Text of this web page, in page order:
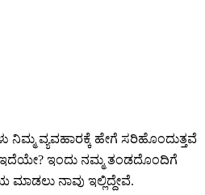
ನಿಮ್ಮ ವ್ಯವಹಾರಕ್ಕೆ ಹೇಗೆ ಸರಿಹೊಂದುತ್ತವೆ
ಇದೆಯೇ? ಇಂದು ನಮ್ಮ ತಂಡದೊಂದಿಗೆ
ನಾವು ಇಲ್ಲಿದ್ದೇವೆ.